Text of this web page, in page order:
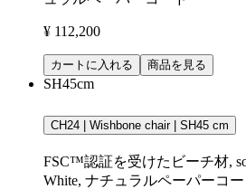
¥ 112,200
カートに入れる 商品を見る
SH45cm
CH24 | Wishbone chair | SH45 cm
FSC™認証を受けたビーチ材,
White, ナチュラルペーパーコー